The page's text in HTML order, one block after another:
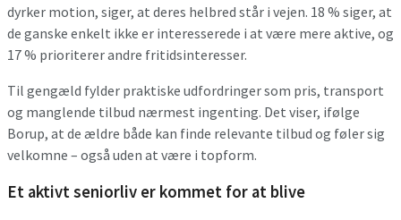
dyrker motion, siger, at deres helbred står i vejen. 18 % siger, at
de ganske enkelt ikke er interesserede i at være mere aktive, og
17 % prioriterer andre fritidsinteresser.
Til gengæld fylder praktiske udfordringer som pris, transport
og manglende tilbud nærmest ingenting. Det viser, ifølge
Borup, at de ældre både kan finde relevante tilbud og føler sig
velkomne – også uden at være i topform.
Et aktivt seniorliv er kommet for at blive